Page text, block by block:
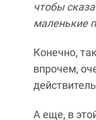
чтобы
маленькие
Конечно,
впрочем,
А еще, в